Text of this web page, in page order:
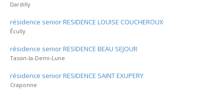
Dardilly
résidence senior RESIDENCE LOUISE COUCHEROUX
Écully
résidence senior RESIDENCE BEAU SEJOUR
Tassin-la-Demi-Lune
résidence senior RESIDENCE SAINT EXUPERY
Craponne